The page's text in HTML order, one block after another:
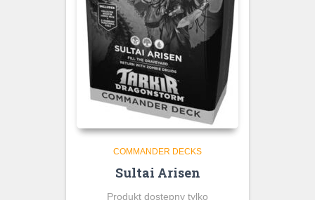
COMMANDER DECKS
Sultai Arisen
Produkt dostępny tylko